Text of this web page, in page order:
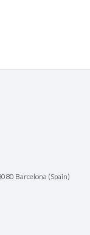
Barcelona (Spain)